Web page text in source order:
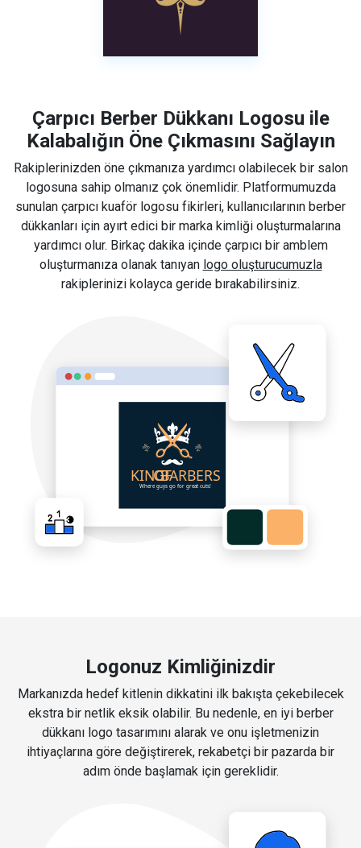
Çarpıcı Berber Dükkanı Logosu ile
Kalabalığın Öne Çıkmasını Sağlayın
Rakiplerinizden öne çıkmanıza yardımcı olabilecek bir salon
logosuna sahip olmanız çok önemlidir. Platformumuzda
sunulan çarpıcı kuaför logosu fikirleri, kullanıcılarının berber
dükkanları için ayırt edici bir marka kimliği oluşturmalarına
yardımcı olur. Birkaç dakika içinde çarpıcı bir amblem
oluşturmanıza olanak tanıyan logo oluşturucumuzla
rakiplerinizi kolayca geride bırakabilirsiniz.
Logonuz Kimliğinizdir
Markanızda hedef kitlenin dikkatini ilk bakışta çekebilecek
ekstra bir netlik eksik olabilir. Bu nedenle, en iyi berber
dükkanı logo tasarımını alarak ve onu işletmenizin
ihtiyaçlarına göre değiştirerek, rekabetçi bir pazarda bir
adım önde başlamak için gereklidir.